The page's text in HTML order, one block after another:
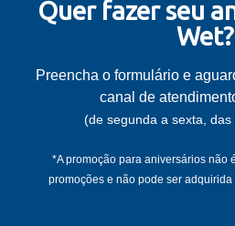
Quer fazer seu
Wet?
Preencha o formulário e
canal de
(de segunda a sexta,
*A promoção para aniversários não
promoções e não pode ser adquirida